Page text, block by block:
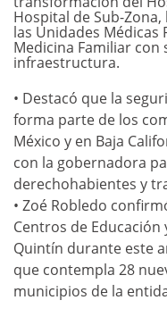
Hospital de Sub-
las Unidades Médicas
Medicina Familiar
infraestructura.
• Destacó que la
forma parte de los
México y en Baja
con la gobernadora
derechohabientes y
• Zoé Robledo
Centros de Educación
Quintín durante este
que contempla 28
municipios de la